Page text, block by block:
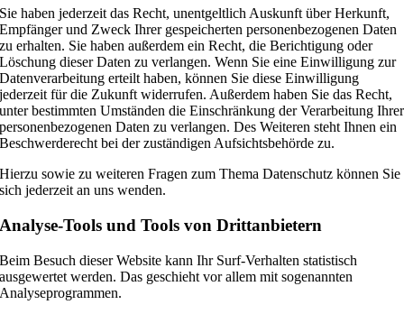
Sie haben jederzeit das Recht, unentgeltlich Auskunft über Herkunft,
Empfänger und Zweck Ihrer gespeicherten personenbezogenen Daten
zu erhalten. Sie haben außerdem ein Recht, die Berichtigung oder
Löschung dieser Daten zu verlangen. Wenn Sie eine Einwilligung zur
Datenverarbeitung erteilt haben, können Sie diese Einwilligung
jederzeit für die Zukunft widerrufen. Außerdem haben Sie das Recht,
unter bestimmten Umständen die Einschränkung der Verarbeitung Ihrer
personenbezogenen Daten zu verlangen. Des Weiteren steht Ihnen ein
Beschwerderecht bei der zuständigen Aufsichtsbehörde zu.
Hierzu sowie zu weiteren Fragen zum Thema Datenschutz können Sie
sich jederzeit an uns wenden.
Analyse-Tools und Tools von Dritt­anbietern
Beim Besuch dieser Website kann Ihr Surf-Verhalten statistisch
ausgewertet werden. Das geschieht vor allem mit sogenannten
Analyseprogrammen.